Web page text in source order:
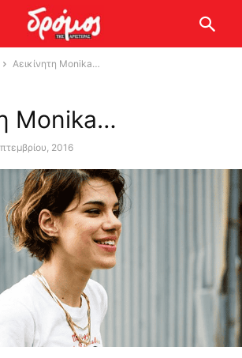
Αεικίνητη Monika…
Monika…
2016